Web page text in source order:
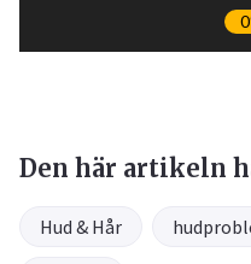
Den här artikeln
Hud & Hår